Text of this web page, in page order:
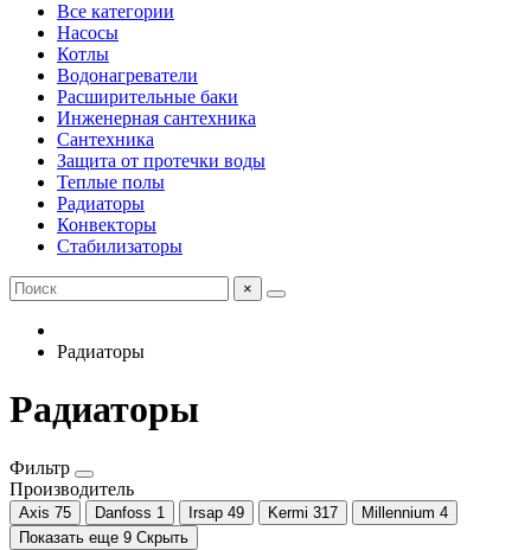
Все категории
Насосы
Котлы
Водонагреватели
Расширительные баки
Инженерная сантехника
Сантехника
Защита от протечки воды
Теплые полы
Радиаторы
Конвекторы
Стабилизаторы
×
Радиаторы
Радиаторы
Фильтр
Производитель
Axis 75 Danfoss 1 Irsap 49 Kermi 317 Millennium 4
Показать еще 9 Скрыть